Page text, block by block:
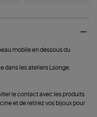
mobile en dessous du
dans les ateliers Lsonge.
le contact avec les produits
et de retirez vos bijoux pour